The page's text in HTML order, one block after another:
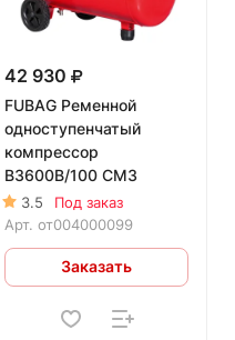
42 930
FUBAG Ременной
одноступенчатый
компрессор
B3600B/100 CM3
3.5
Под заказ
Арт. от004000099
Заказать